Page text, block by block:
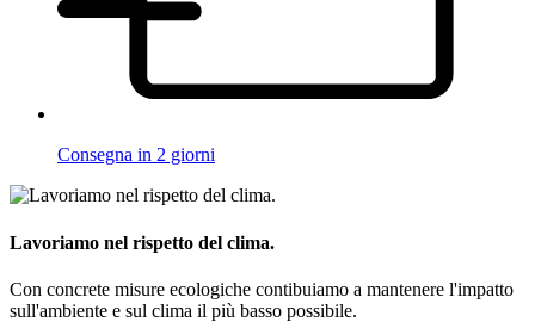
Consegna in 2 giorni
Lavoriamo nel rispetto del clima.
Con concrete misure ecologiche contibuiamo a mantenere l'impatto
sull'ambiente e sul clima il più basso possibile.